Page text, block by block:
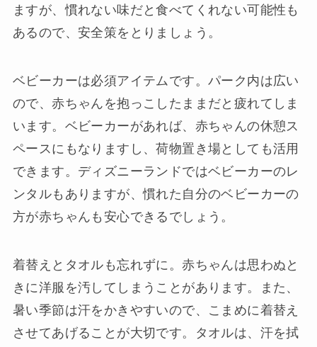
ますが、慣れない味だと食べてくれない可能性も
あるので、安全策をとりましょう。
ベビーカーは必須アイテムです。パーク内は広い
ので、赤ちゃんを抱っこしたままだと疲れてしま
います。ベビーカーがあれば、赤ちゃんの休憩ス
ペースにもなりますし、荷物置き場としても活用
できます。ディズニーランドではベビーカーのレ
ンタルもありますが、慣れた自分のベビーカーの
方が赤ちゃんも安心できるでしょう。
着替えとタオルも忘れずに。赤ちゃんは思わぬと
きに洋服を汚してしまうことがあります。また、
暑い季節は汗をかきやすいので、こまめに着替え
させてあげることが大切です。タオルは、汗を拭